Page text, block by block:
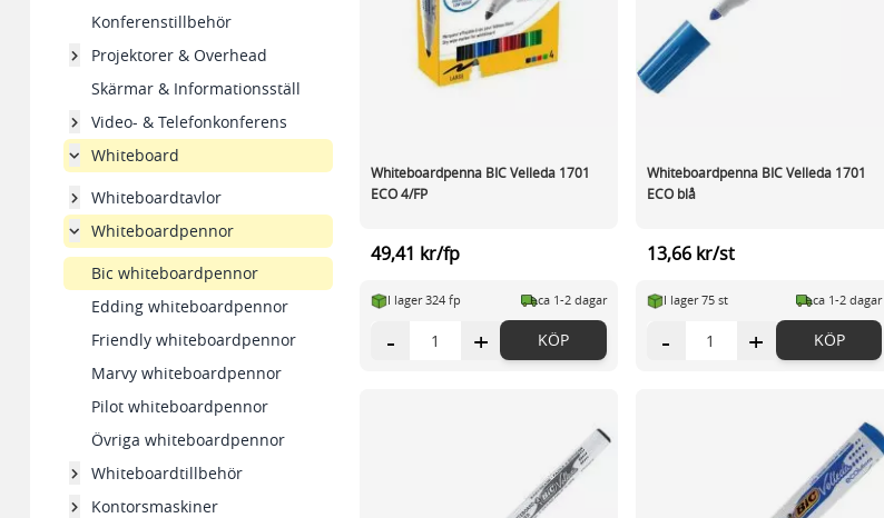
Konferenstillbehör
Projektorer & Overhead
Skärmar & Informationsställ
Video- & Telefonkonferens
Whiteboard
Whiteboardtavlor
Whiteboardpennor
Bic whiteboardpennor
Edding whiteboardpennor
Friendly whiteboardpennor
Marvy whiteboardpennor
Pilot whiteboardpennor
Övriga whiteboardpennor
Whiteboardtillbehör
Kontorsmaskiner
Whiteboardpenna BIC Velleda 1701
ECO 4/FP
49,41 kr/fp
I lager 324 fp ca 1-2 dagar
- + KÖP
Whiteboardpenna BIC Velleda 1701
ECO blå
13,66 kr/st
I lager 75 st ca 1-2 dagar
- + KÖP